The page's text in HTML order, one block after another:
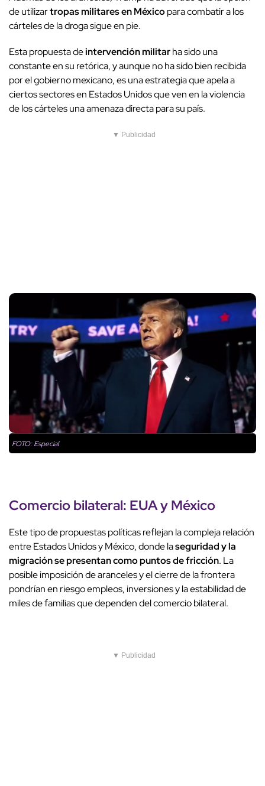
de utilizartropas militares en Méxicopara combatir a los
cárteles de la droga sigue en pie.
Esta propuesta deintervención militarha sido una
constante en su retórica, y aunque no ha sido bien recibida
por el gobierno mexicano, es una estrategia que apela a
ciertos sectores en Estados Unidos que ven en la violencia
de los cárteles una amenaza directa para su país.
▼ Publicidad
FOTO: Especial
Comercio bilateral: EUA y México
Este tipo de propuestas políticas reflejan la compleja relación
entre Estados Unidos y México, donde laseguridad y la
migración se presentan como puntos de fricción. La
posible imposición de aranceles y el cierre de la frontera
pondrían en riesgo empleos, inversiones y la estabilidad de
miles de familias que dependen del comercio bilateral.
▼ Publicidad